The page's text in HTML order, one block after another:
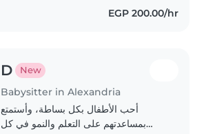
EGP 200.00/hr
D New
Babysitter in Alexandria
أحب الأطفال بكل بساطة، وأستمتع
بمساعدتهم على التعلم والنمو في كل